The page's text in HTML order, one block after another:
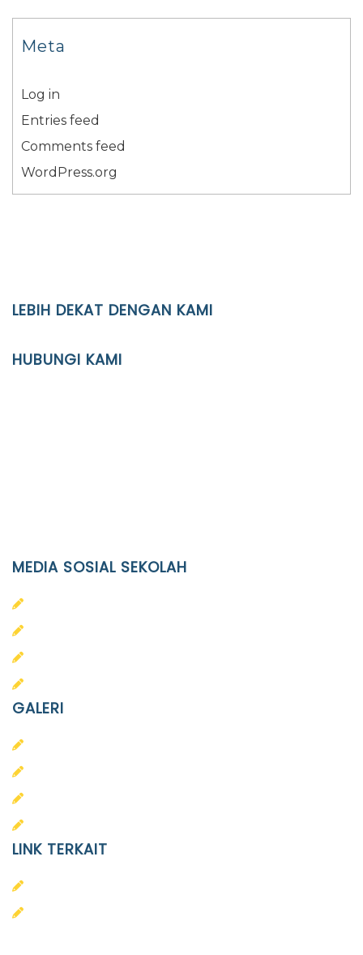
Meta
Log in
Entries feed
Comments feed
WordPress.org
LEBIH DEKAT DENGAN KAMI
HUBUNGI KAMI
MEDIA SOSIAL SEKOLAH
GALERI
LINK TERKAIT